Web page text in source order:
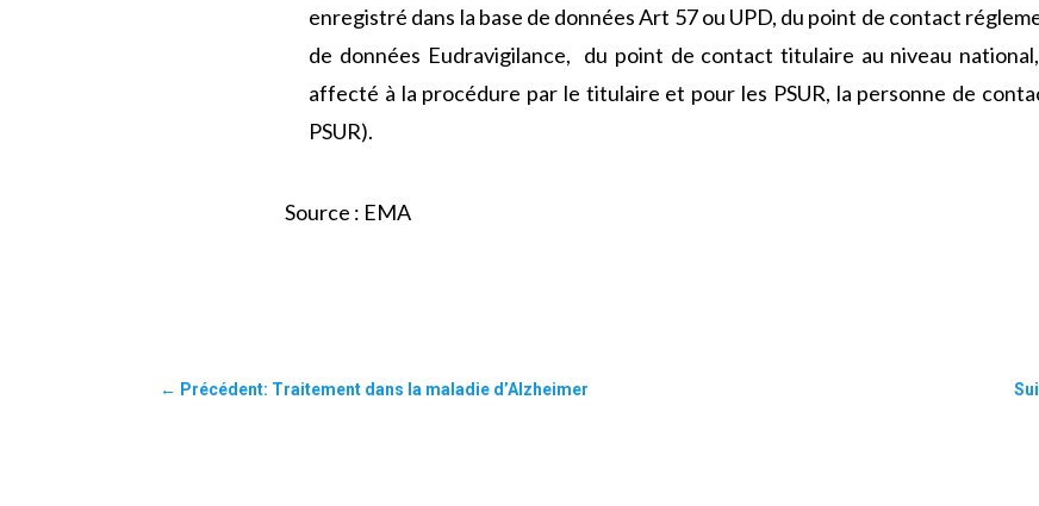
enregistré dans la base de données Art 57 ou UPD, du point de contact
de données Eudravigilance, du point de contact titulaire au niveau
affecté à la procédure par le titulaire et pour les PSUR, la personne de
PSUR).
Source : EMA
← Précédent: Traitement dans la maladie d’Alzheimer